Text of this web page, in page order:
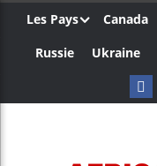
Les Pays Canada
Russie
Ukraine